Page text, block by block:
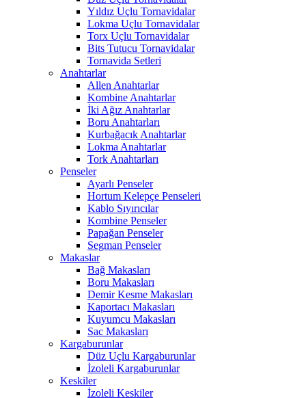
Yıldız Uçlu Tornavidalar
Lokma Uçlu Tornavidalar
Torx Uçlu Tornavidalar
Bits Tutucu Tornavidalar
Tornavida Setleri
Anahtarlar
Allen Anahtarlar
Kombine Anahtarlar
İki Ağız Anahtarlar
Boru Anahtarları
Kurbağacık Anahtarlar
Lokma Anahtarlar
Tork Anahtarları
Penseler
Ayarlı Penseler
Hortum Kelepçe Penseleri
Kablo Sıyırıcılar
Kombine Penseler
Papağan Penseler
Segman Penseler
Makaslar
Bağ Makasları
Boru Makasları
Demir Kesme Makasları
Kaportacı Makasları
Kuyumcu Makasları
Sac Makasları
Kargaburunlar
Düz Uçlu Kargaburunlar
İzoleli Kargaburunlar
Keskiler
İzoleli Keskiler